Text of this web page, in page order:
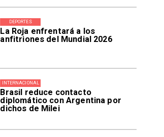
La Roja enfrentará a los
anfitriones del Mundial 2026
DEPORTES
Brasil reduce contacto
diplomático con Argentina por
dichos de Milei
INTERNACIONAL